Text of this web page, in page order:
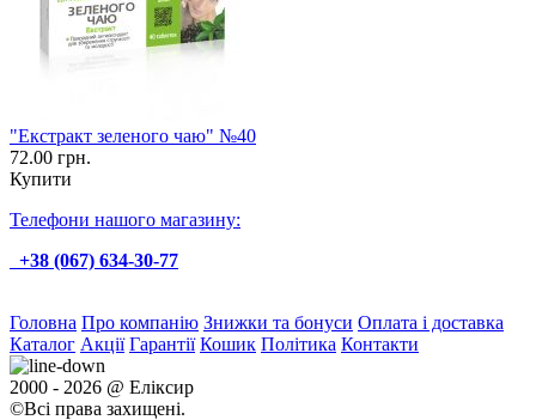
"Екстракт зеленого чаю" №40
72.00 грн.
Купити
Телефони нашого магазину:
+38 (067) 634-30-77
Головна Про компанію Знижки та бонуси Оплата і доставка
Каталог Акції Гарантії Кошик Політика Контакти
2000 - 2026 @ Еліксир
©Всі права захищені.